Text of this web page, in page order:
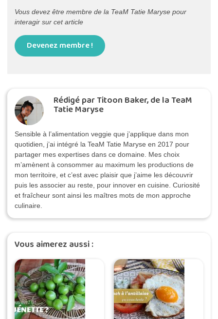
Vous devez être membre de la TeaM Tatie Maryse pour
interagir sur cet article
Devenez membre !
Rédigé par Titoon Baker, de la TeaM
Tatie Maryse
Sensible à l’alimentation veggie que j’applique dans mon
quotidien, j’ai intégré la TeaM Tatie Maryse en 2017 pour
partager mes expertises dans ce domaine. Mes choix
m’amènent à consommer au maximum les productions de
mon territoire, et c’est avec plaisir que j’aime les découvrir
puis les associer au reste, pour innover en cuisine. Curiosité
et fraîcheur sont ainsi les maîtres mots de mon approche
culinaire.
Vous aimerez aussi :